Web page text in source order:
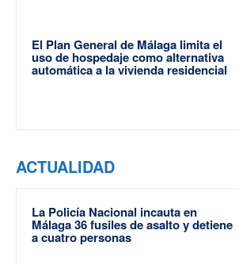
El Plan General de Málaga limita el
uso de hospedaje como alternativa
automática a la vivienda residencial
ACTUALIDAD
La Policía Nacional incauta en
Málaga 36 fusiles de asalto y detiene
a cuatro personas